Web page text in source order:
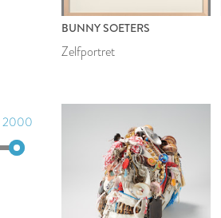
2000
2000
BUNNY SOETERS
Zelfportret